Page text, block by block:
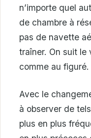
n’importe quel
de chambre à
pas de navette
traîner. On suit le
comme au figuré.
Avec le
à observer de
plus en plus